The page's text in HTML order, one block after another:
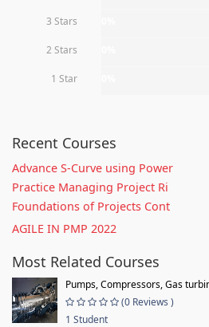
3 Stars
2 Stars
1 Star
Recent Courses
Advance S-Curve using Power
Practice Managing Project Ri
Foundations of Projects Cont
AGILE IN PMP 2022
Most Related Courses
Pumps, Compressors, Gas
(0 Reviews )
1 Student